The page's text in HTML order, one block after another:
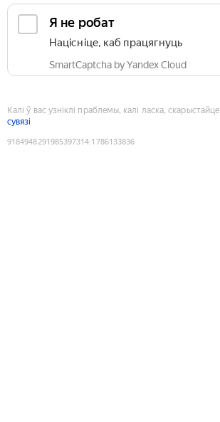
Я не робат
Націсніце, каб працягнуць
SmartCaptcha by Yandex Cloud
Калі ў вас узніклі праблемы, калі ласка, скарыстайце
сувязі
9184948291985397314:1786133836